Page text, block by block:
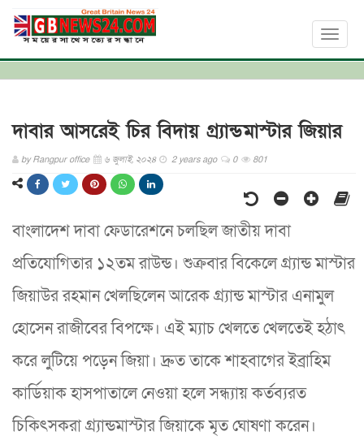
Toggle
দাবার আসরেই চির বিদায় গ্র্যান্ডমাস্টার জিয়ার
byRangpur office ৬ জুলাই, ২০২৪ 2 years ago 0 801
বাংলাদেশ দাবা ফেডারেশনে চলছিল জাতীয় দাবা
প্রতিযোগিতার ১২তম রাউন্ড। শুক্রবার বিকেলে গ্র্যান্ড মাস্টার
জিয়াউর রহমান খেলছিলেন আরেক গ্র্যান্ড মাস্টার এনামুল
হোসেন রাজীবের বিপক্ষে। এই ম্যাচ খেলতে খেলতেই হঠাৎ
করে লুটিয়ে পড়েন জিয়া। দ্রুত তাকে শাহবাগের ইব্রাহিম
কার্ডিয়াক হাসপাতালে নেওয়া হলে সন্ধ্যায় কর্তব্যরত
চিকিৎসকরা গ্র্যান্ডমাস্টার জিয়াকে মৃত ঘোষণা করেন।